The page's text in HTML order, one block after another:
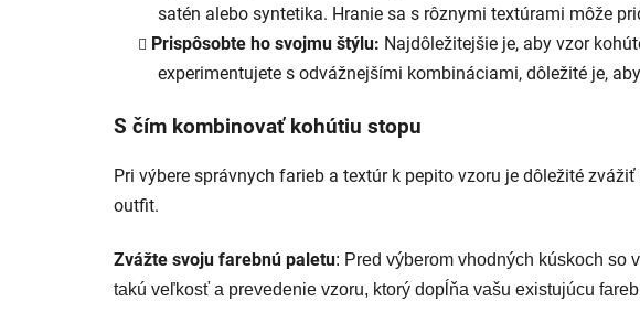
satén alebo syntetika. Hranie sa s rôznymi textúrami môže
Prispôsobte ho svojmu štýlu: Najdôležitejšie je, aby vzor
experimentujete s odvážnejšími kombináciami, dôležité je,
S čím kombinovať kohútiu stopu
Pri výbere správnych farieb a textúr k pepito vzoru je dôležité
outfit.
Zvážte svoju farebnú paletu: Pred výberom vhodných kúskoch so
takú veľkosť a prevedenie vzoru, ktorý dopĺňa vašu existujúcu